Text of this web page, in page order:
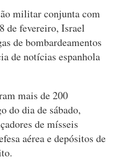
militar conjunta com
de fevereiro, Israel
de bombardeamentos
de notícias espanhola
mais de 200
do dia de sábado,
de mísseis
aérea e depósitos de